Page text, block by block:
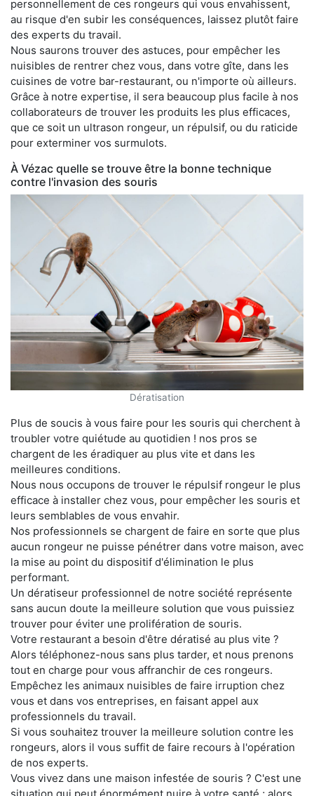
personnellement de ces rongeurs qui vous envahissent,
au risque d'en subir les conséquences, laissez plutôt faire
des experts du travail.
Nous saurons trouver des astuces, pour empêcher les
nuisibles de rentrer chez vous, dans votre gîte, dans les
cuisines de votre bar-restaurant, ou n'importe où ailleurs.
Grâce à notre expertise, il sera beaucoup plus facile à nos
collaborateurs de trouver les produits les plus efficaces,
que ce soit un ultrason rongeur, un répulsif, ou du raticide
pour exterminer vos surmulots.
À Vézac quelle se trouve être la bonne technique
contre l'invasion des souris
Dératisation
Plus de soucis à vous faire pour les souris qui cherchent à
troubler votre quiétude au quotidien ! nos pros se
chargent de les éradiquer au plus vite et dans les
meilleures conditions.
Nous nous occupons de trouver le répulsif rongeur le plus
efficace à installer chez vous, pour empêcher les souris et
leurs semblables de vous envahir.
Nos professionnels se chargent de faire en sorte que plus
aucun rongeur ne puisse pénétrer dans votre maison, avec
la mise au point du dispositif d'élimination le plus
performant.
Un dératiseur professionnel de notre société représente
sans aucun doute la meilleure solution que vous puissiez
trouver pour éviter une prolifération de souris.
Votre restaurant a besoin d'être dératisé au plus vite ?
Alors téléphonez-nous sans plus tarder, et nous prenons
tout en charge pour vous affranchir de ces rongeurs.
Empêchez les animaux nuisibles de faire irruption chez
vous et dans vos entreprises, en faisant appel aux
professionnels du travail.
Si vous souhaitez trouver la meilleure solution contre les
rongeurs, alors il vous suffit de faire recours à l'opération
de nos experts.
Vous vivez dans une maison infestée de souris ? C'est une
situation qui peut énormément nuire à votre santé ; alors